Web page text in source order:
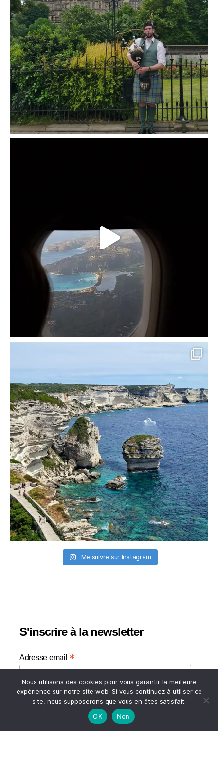
Me suivre sur Instagram
S'inscrire à la newsletter
Adresse email *
Votre adresse email
Nous utilisons des cookies pour vous garantir la meilleure
expérience sur notre site web. Si vous continuez à utiliser ce
site, nous supposerons que vous en êtes satisfait.
OK
Non